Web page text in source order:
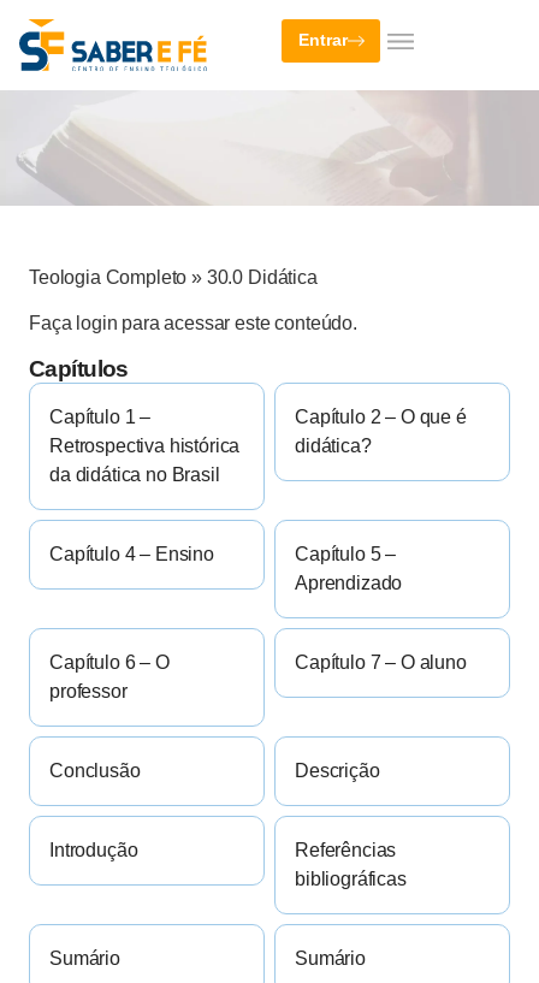
Entrar
Teologia Completo » 30.0 Didática
Faça login para acessar este conteúdo.
Capítulos
Capítulo 1 –
Retrospectiva histórica
da didática no Brasil
Capítulo 2 – O que é
didática?
Capítulo 4 – Ensino
Capítulo 5 –
Aprendizado
Capítulo 6 – O
professor
Capítulo 7 – O aluno
Conclusão Descrição
Introdução
Referências
bibliográficas
Sumário Sumário